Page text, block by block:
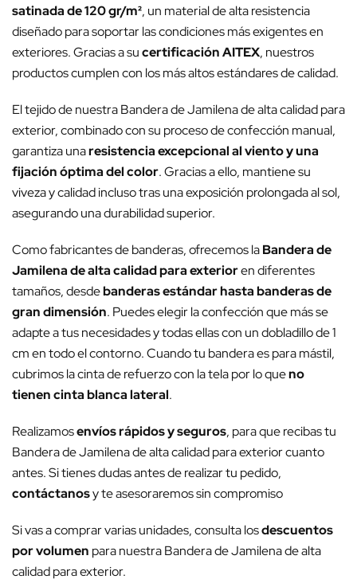
satinada de 120 gr/m², un material de alta resistencia
diseñado para soportar las condiciones más exigentes en
exteriores. Gracias a sucertificación AITEX, nuestros
productos cumplen con los más altos estándares de calidad.
El tejido de nuestra Bandera de Jamilena de alta calidad para
exterior, combinado con su proceso de confección manual,
garantiza unaresistencia excepcional al viento y una
fijación óptima del color. Gracias a ello, mantiene su
viveza y calidad incluso tras una exposición prolongada al sol,
asegurando una durabilidad superior.
Como fabricantes de banderas, ofrecemos laBandera de
Jamilena de alta calidad para exterioren diferentes
tamaños, desdebanderas estándar hasta banderas de
gran dimensión. Puedes elegir la confección que más se
adapte a tus necesidades y todas ellas con un dobladillo de 1
cm en todo el contorno. Cuando tu bandera es para mástil,
cubrimos la cinta de refuerzo con la tela por lo queno
tienen cinta blanca lateral.
Realizamosenvíos rápidos y seguros, para que recibas tu
Bandera de Jamilena de alta calidad para exterior cuanto
antes. Si tienes dudas antes de realizar tu pedido,
contáctanosy te asesoraremos sin compromiso
Si vas a comprar varias unidades, consulta losdescuentos
por volumen para nuestra Bandera de Jamilena de alta
calidad para exterior.